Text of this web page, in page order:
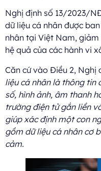
Nghị định số 13/2023/
dữ liệu cá nhân được
nhân tại Việt Nam,
hệ quả của các hành vi
Căn cứ vào Điều 2, Nghị
liệu cá nhân là thông tin
số, hình ảnh, âm thanh
trường điện tử gắn liền
giúp xác định một con
gồm dữ liệu cá nhân cơ
cảm.